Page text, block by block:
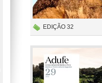
EDIÇÃO 32